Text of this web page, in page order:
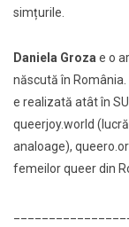
simțurile.
Daniela Groza e o
născută în
e realizată atât în
queerjoy.world
analoage),
femeilor queer din